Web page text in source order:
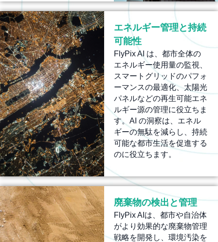
廃棄物の検出と管理
FlyPix AIは、都市や自治体
がより効果的な廃棄物管理
戦略を開発し、環境汚染を
エネルギー管理と持続
可能性
FlyPix AI は、都市全体の
エネルギー使用量の監視、
スマートグリッドのパフォ
ーマンスの最適化、太陽光
パネルなどの再生可能エネ
ルギー源の管理に役立ちま
す。AI の洞察は、エネル
ギーの無駄を減らし、持続
可能な都市生活を促進する
のに役立ちます。